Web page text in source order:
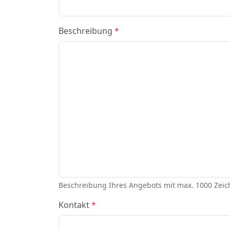
Beschreibung *
Beschreibung Ihres Angebots mit max. 1000
Kontakt*